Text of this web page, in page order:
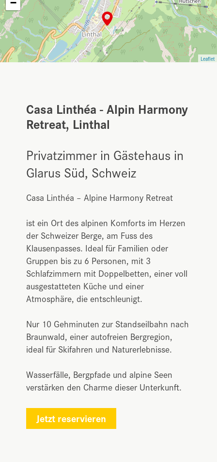
−
Leaflet
Casa Linthéa - Alpin Harmony
Retreat, Linthal
Privatzimmer in Gästehaus in
Glarus Süd, Schweiz
Casa Linthéa – Alpine Harmony Retreat
ist ein Ort des alpinen Komforts im Herzen
der Schweizer Berge, am Fuss des
Klausenpasses. Ideal für Familien oder
Gruppen bis zu 6 Personen, mit 3
Schlafzimmern mit Doppelbetten, einer voll
ausgestatteten Küche und einer
Atmosphäre, die entschleunigt.
Nur 10 Gehminuten zur Standseilbahn nach
Braunwald, einer autofreien Bergregion,
ideal für Skifahren und Naturerlebnisse.
Wasserfälle, Bergpfade und alpine Seen
verstärken den Charme dieser Unterkunft.
Jetzt reservieren